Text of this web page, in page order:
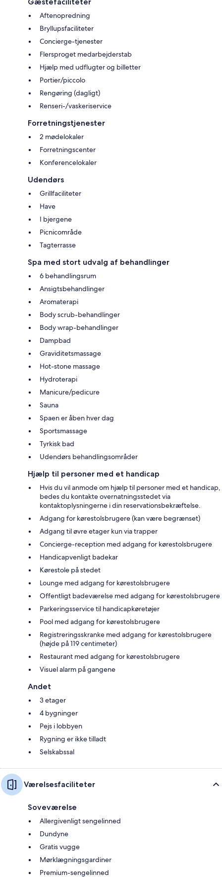
Aftenopredning
Bryllupsfaciliteter
Concierge-tjenester
Flersproget medarbejderstab
Hjælp med udflugter og billetter
Portier/piccolo
Rengøring (dagligt)
Renseri-/vaskeriservice
Forretningstjenester
2 mødelokaler
Forretningscenter
Konferencelokaler
Udendørs
Grillfaciliteter
Have
I bjergene
Picnicområde
Tagterrasse
Spa med stort udvalg af behandlinger
6 behandlingsrum
Ansigtsbehandlinger
Aromaterapi
Body scrub-behandlinger
Body wrap-behandlinger
Dampbad
Graviditetsmassage
Hot-stone massage
Hydroterapi
Manicure/pedicure
Sauna
Spaen er åben hver dag
Sportsmassage
Tyrkisk bad
Udendørs behandlingsområder
Hjælp til personer med et handicap
Hvis du vil anmode om hjælp til personer med et handicap,
bedes du kontakte overnatningsstedet via
kontaktoplysningerne i din reservationsbekræftelse.
Adgang for kørestolsbrugere (kan være begrænset)
Adgang til øvre etager kun via trapper
Concierge-reception med adgang for kørestolsbrugere
Handicapvenligt badekar
Kørestole på stedet
Lounge med adgang for kørestolsbrugere
Offentligt badeværelse med adgang for kørestolsbrugere
Parkeringsservice til handicapkøretøjer
Pool med adgang for kørestolsbrugere
Registreringsskranke med adgang for kørestolsbrugere
(højde på 119 centimeter)
Restaurant med adgang for kørestolsbrugere
Visuel alarm på gangene
Andet
3 etager
4 bygninger
Pejs i lobbyen
Rygning er ikke tilladt
Selskabssal
Værelsesfaciliteter
Soveværelse
Allergivenligt sengelinned
Dundyne
Gratis vugge
Mørklægningsgardiner
Premium-sengelinned